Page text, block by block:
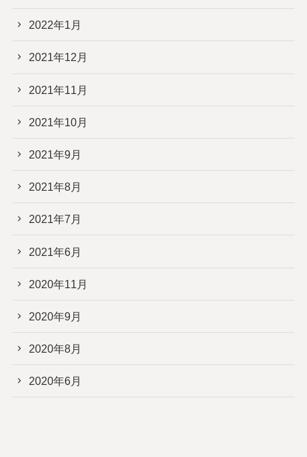
2022年1月
2021年12月
2021年11月
2021年10月
2021年9月
2021年8月
2021年7月
2021年6月
2020年11月
2020年9月
2020年8月
2020年6月